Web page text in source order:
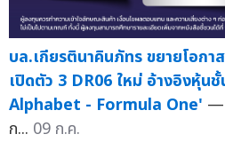
บล.เกียรตินาคินภัทร ขยายโอกา
เปิดตัว 3 DR06 ใหม่ อ้างอิงหุ้น
Alphabet - Formula One' —
ก... 09 ก.ค.